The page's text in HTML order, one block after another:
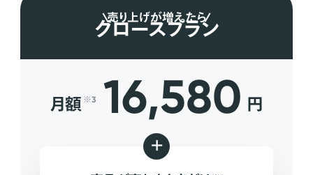
売り上げが増えたら
グロースプラン
月額 ※3 16,580 円
+